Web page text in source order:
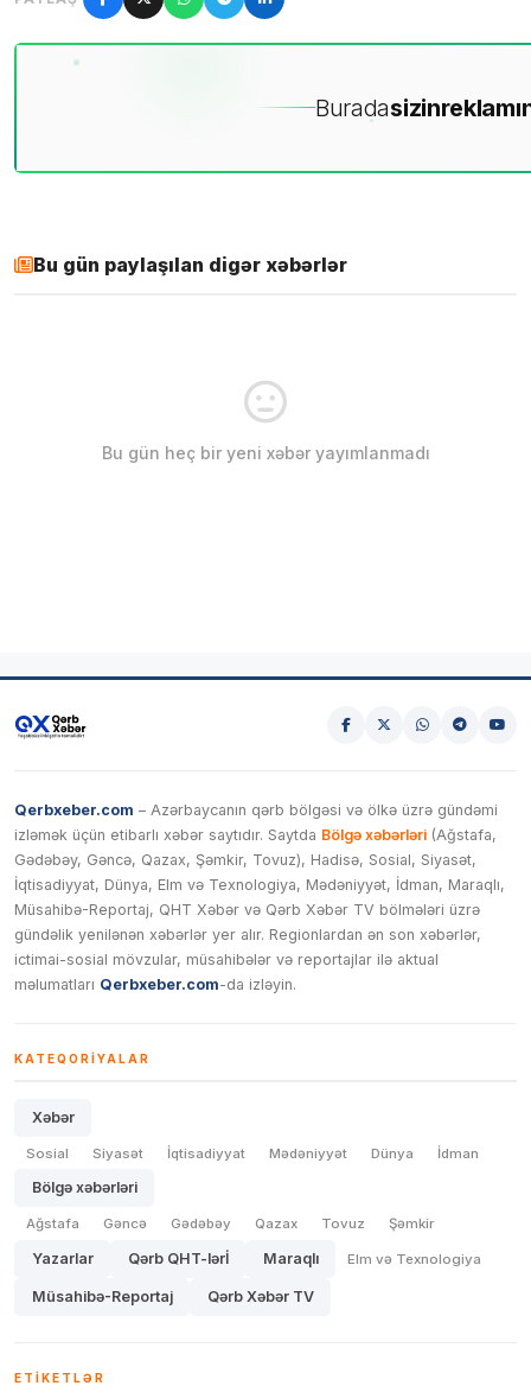
Buradasizin
Bu gün paylaşılan digər xəbərlər
Bu gün heç bir yeni xəbər yayımlanmadı
Qerbxeber.com – Azərbaycanın qərb bölgəsi və ölkə üzrə gündəmi
izləmək üçün etibarlı xəbər saytıdır. Saytda Bölgə xəbərləri (Ağstafa,
Gədəbəy, Gəncə, Qazax, Şəmkir, Tovuz), Hadisə, Sosial, Siyasət,
İqtisadiyyat, Dünya, Elm və Texnologiya, Mədəniyyət, İdman, Maraqlı,
Müsahibə-Reportaj, QHT Xəbər və Qərb Xəbər TV bölmələri üzrə
gündəlik yenilənən xəbərlər yer alır. Regionlardan ən son xəbərlər,
ictimai-sosial mövzular, müsahibələr və reportajlar ilə aktual
məlumatları Qerbxeber.com-da izləyin.
KATEQORIYALAR
Xəbər
Sosial Siyasət İqtisadiyyat Mədəniyyət Dünya İdman
Bölgə xəbərləri
Ağstafa Gəncə Gədəbəy Qazax Tovuz Şəmkir
Yazarlar Qərb QHT-lərİ Maraqlı Elm və Texnologiya
Müsahibə-Reportaj Qərb Xəbər TV
ETIKETLƏR